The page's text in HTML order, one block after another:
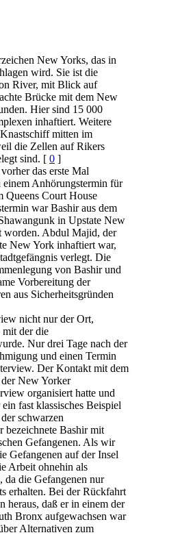
New Yorks, das in
wird. Sie ist die
River, mit Blick auf
Brücke mit dem New
Hier sind 15 000
inhaftiert. Weitere
mitten im
die Zellen auf Rikers
sind. [ 0 ]
das erste Mal
Anhörungstermin für
Queens Court House
war Bashir aus dem
in Upstate New
worden. Abdul Majid, der
New York inhaftiert war,
verlegt. Die
von Bashir und
Vorbereitung der
aus Sicherheitsgründen
nicht nur der Ort,
mit der die
Nur drei Tage nach der
und einen Termin
Der Kontakt mit dem
New Yorker
organisiert hatte und
fast klassisches Beispiel
schwarzen
bezeichnete Bashir mit
Gefangenen. Als wir
Gefangenen auf der Insel
Arbeit ohnehin als
da die Gefangenen nur
erhalten. Bei der Rückfahrt
heraus, daß er in einem der
Bronx aufgewachsen war
Alternativen zum